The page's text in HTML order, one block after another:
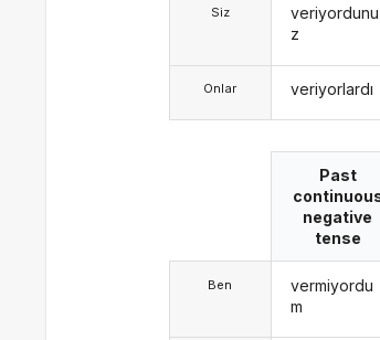
Siz
Onlar
veriyordunu
z
veriyorlardı
Ben
Past
negative
tense
vermiyordu
m